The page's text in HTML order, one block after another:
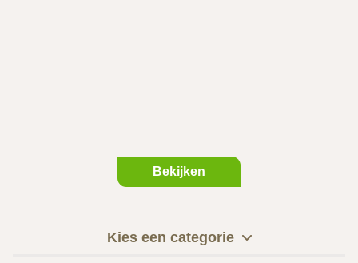
Bekijken
Kies een categorie